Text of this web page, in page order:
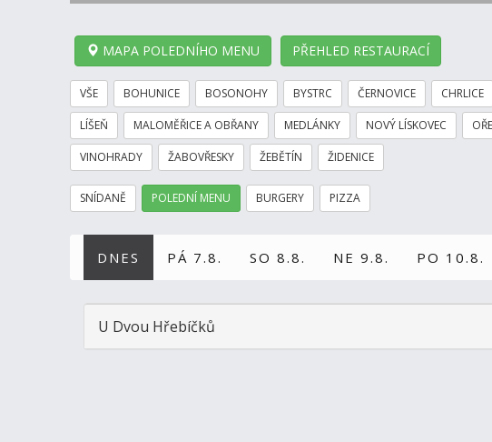
MAPA POLEDNÍHO MENU PŘEHLED RESTAURACÍ
VŠE BOHUNICE BOSONOHY BYSTRC ČERNOVICE CHRLICE
LÍŠEŇ MALOMĚŘICE A OBŘANY MEDLÁNKY NOVÝ LÍSKOVEC
VINOHRADY ŽABOVŘESKY ŽEBĚTÍN ŽIDENICE
SNÍDANĚ POLEDNÍ MENU BURGERY PIZZA
DNES PÁ 7.8. SO 8.8. NE 9.8. PO 10.8.
U Dvou Hřebíčků